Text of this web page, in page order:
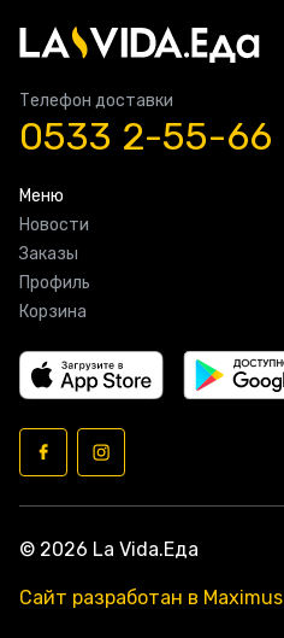
Телефон доставки
0533 2-55-66
Меню
Новости
Заказы
Профиль
Корзина
© 2026 La Vida.Еда
Сайт разработан в Maximus